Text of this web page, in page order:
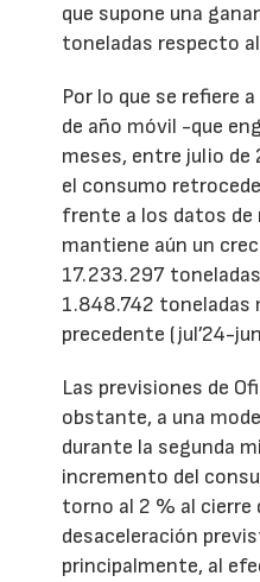
que supone una
toneladas respecto
Por lo que se refiere
de año móvil -que
meses, entre julio de
el consumo
frente a los datos de
mantiene aún un
17.233.297
1.848.742 toneladas
precedente (jul’24-
Las previsiones de
obstante, a una
durante la segunda
incremento del
torno al 2 % al cierre
desaceleración
principalmente, al